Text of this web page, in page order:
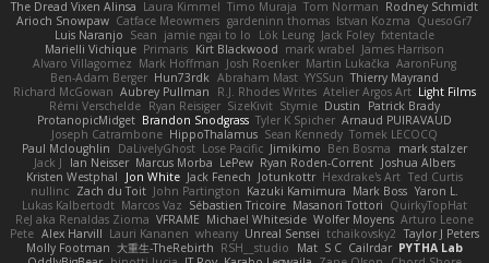
The Dread Vixen Alinsa Laura Kimmel Timo Muraja Tom Norman Rodney Schmidt
Arioch Snowpaw Catface Meowmers gardeninn thomas Istvan Kozma QuesoGr7
Luis Naranjo Sean jamie ngai to lo Lök Leung Jack Foley fxtentacle
Marielli Vichique Primaris Kirt Blackwood mark wrabel James Harrison
Alvaro Villagomez Mark Hoffman Josh Roenker Martin Lukačka AaronFung
Ben-Adam Berger Hun73rdk Abraham Mast YYSSun Thierry Mayrand
Richard McGowan Aubrey Pullman R.J. Rhodes Writes Atelier Argos Art Light Films
Rémi Verschelde Ryan Reisiger SizeKivit Stymie Dustin
Patrick Brady
ProtanopicMidget Brandon Snodgrass Tyler K Spicher Arnaud PUIRAVAUD
Joseph Catrambone HippoThalamus Sean Kennedy Tomek LECOCQ
Paul Mcloughlin
DaLivelyGhost Lose Pacific Jimikimo Ben Bosma
mark stalzer
Jack J
Ian Neisser Marcus Morba LePew Ryan Roden-Corrent Joshua Albers
Kristen Westphal
Jon White Jack Fenech Jotunkottr Hexdrake's Art Ted Curtis
nullinc Zach du Toit John Partington Kazuki Kamimura Mark Boss Yaron L.
Lukas Kalbertodt Marcos Vaz Sébastien Tricoire Masanori Tottori QuirkyTopHat
ReJ aka Renaldas Zioma VFRAME Michael Whiteside Wolfer Moyens Arturo Leone
Pete Alex Harvill Lauri Kananen wheany Unreal Sensei tchaikovsky2 Taylor J Peters
Molly Footman 大重生-TheRebirth RSH__studio Mat S C Cailrdar PYTHA Lab